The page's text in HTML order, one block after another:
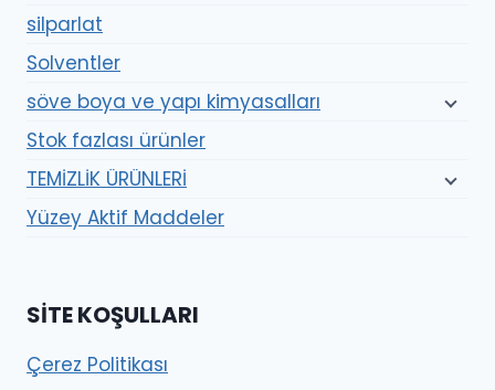
silparlat
Solventler
söve boya ve yapı kimyasalları
Stok fazlası ürünler
TEMİZLİK ÜRÜNLERİ
Yüzey Aktif Maddeler
SITE KOŞULLARI
Çerez Politikası